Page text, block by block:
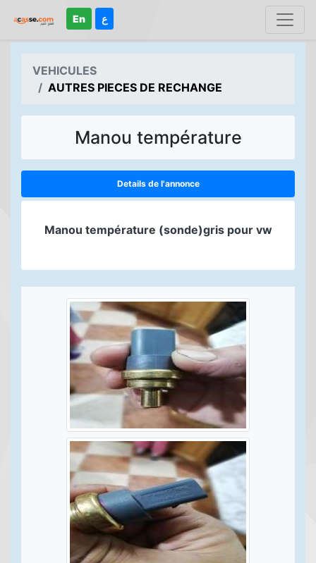
En ع
VEHICULES
AUTRES PIECES DE RECHANGE
Manou température
Details de l'annonce
Manou température (sonde)gris pour vw